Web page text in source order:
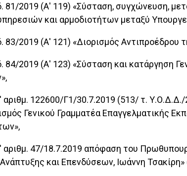
81/2019 (Α' 119) «Σύσταση, συγχώνευση,
και αρμοδιοτήτων μεταξύ
83/2019 (Α' 121) «Διορισμός
84/2019 (Α' 123) «Σύσταση και κατάργηση
αριθμ. 122600/Γ1/30.7.2019 (513/ τ.
Γενικού Γραμματέα Επαγγελματικής
αριθμ. 47/18.7.2019 απόφαση του
και Επενδύσεων, Ιωάννη Τσακίρη»